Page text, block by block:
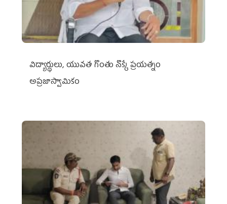
విద్యార్థులు, యువత గొంతు నొక్కే ప్రయత్నం
అప్రజాస్వామికం